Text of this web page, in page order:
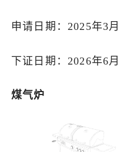
申请日期：2025年3
下证日期：2026年6
煤气炉